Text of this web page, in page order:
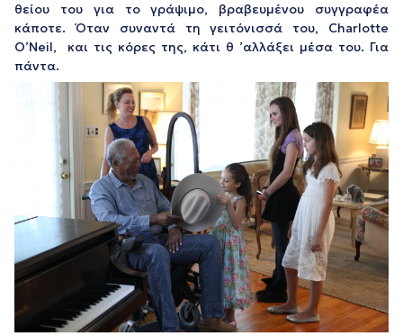
θείου του για το γράψιμο, βραβευμένου συγγραφέα
κάποτε. Όταν συναντά τη γειτόνισσά του, Charlotte
O’Neil, και τις κόρες της, κάτι θ ’αλλάξει μέσα του. Για
πάντα.